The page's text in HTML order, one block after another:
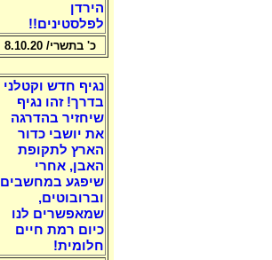
הירדן
לפלסטינים!!
כ' בתשרי/ 8.10.20
נגיף חדש וקטלני
בדרך! זהו נגיף
שיחזיר בהדרגה
את יושבי כדור
הארץ לתקופת
האבן, אחרי
שיפגע במחשבים
וברובוטים,
שמאפשרים לנו
כיום רמת חיים
חלומית!